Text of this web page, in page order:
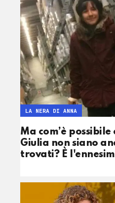
Ma com’è possibile
Giulia non siano
trovati? È
LA NERA DI ANNA